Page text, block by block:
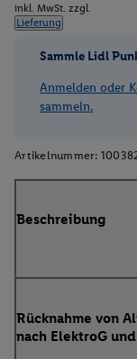
inkl. MwSt. zzgl.
Lieferung
Sammle Lidl
Anmelden oder
sammeln.
Artikelnummer:
Beschreibung
Rücknahme von
nach ElektroG